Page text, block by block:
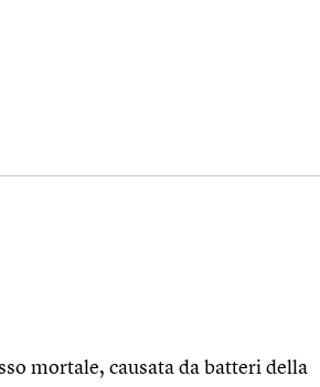
mortale, causata da batteri della